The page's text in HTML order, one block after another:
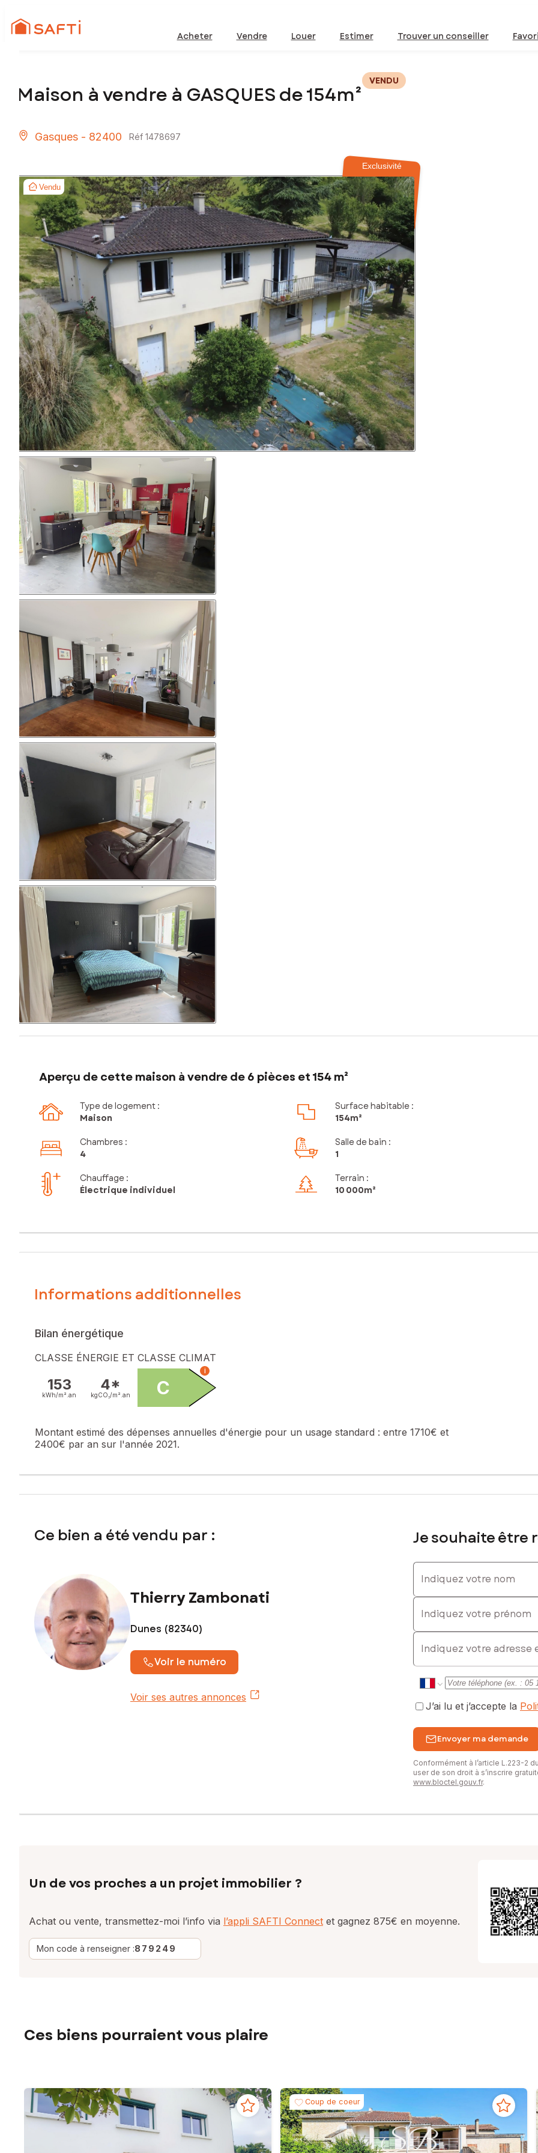
Acheter Vendre Louer Estimer Trouver un conseiller
Maison à vendre à GASQUES de 154m²
VENDU
Gasques - 82400 Réf 1478697
Exclusivité
Vendu
Aperçu de cette maison à vendre de 6 pièces et 154 m²
Type de logement :
Maison
Surface habitable :
154m²
Chambres :
4
Salle de bain :
1
Chauffage :
Électrique individuel
Terrain :
10 000m²
Informations additionnelles
Bilan énergétique
CLASSE ÉNERGIE ET CLASSE CLIMAT
153
kWh/m². an
4*
kgCO₂/m². an C
i
Montant estimé des dépenses annuelles d'énergie pour un usage standard : entre 1710€ et
2400€ par an sur l'année 2021.
Ce bien a été vendu par :
Thierry Zambonati
Dunes (82340)
Voir le numéro
Voir ses autres annonces
Je souhaite être
Indiquez votre nom
Indiquez votre prénom
E-mail
J’ai lu et j’accepte la
Envoyer ma demande
Conformément à l’article L.223-2
user de son droit à s’inscrire
www.bloctel.gouv.fr.
Un de vos proches a un projet immobilier ?
Achat ou vente, transmettez-moi l’info via l’appli SAFTI Connect et gagnez 875€ en moyenne.
Mon code à renseigner :879249
Ces biens pourraient vous plaire
Coup de coeur